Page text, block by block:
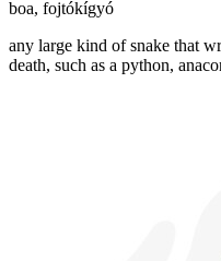
boa, fojtókígyó
any large kind of snake that
death, such as a python,